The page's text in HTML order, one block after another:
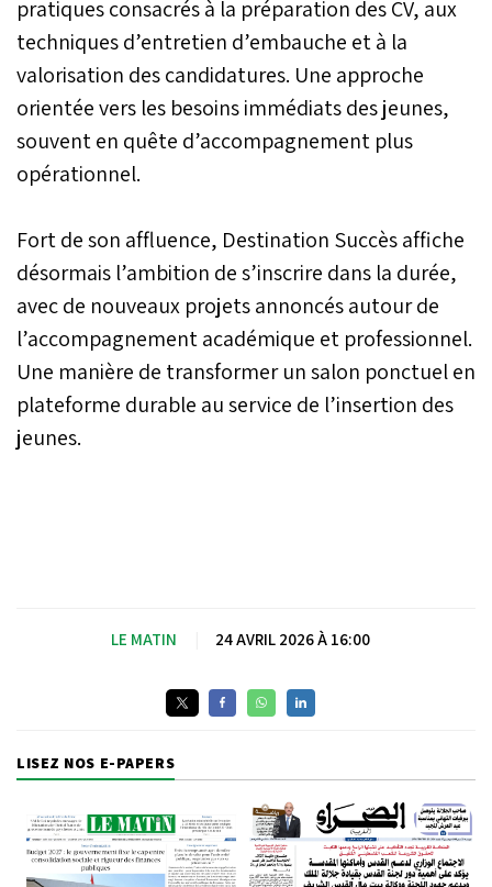
pratiques consacrés à la préparation des CV, aux
techniques d’entretien d’embauche et à la
valorisation des candidatures. Une approche
orientée vers les besoins immédiats des jeunes,
souvent en quête d’accompagnement plus
opérationnel.
Fort de son affluence, Destination Succès affiche
désormais l’ambition de s’inscrire dans la durée,
avec de nouveaux projets annoncés autour de
l’accompagnement académique et professionnel.
Une manière de transformer un salon ponctuel en
plateforme durable au service de l’insertion des
jeunes.
LE MATIN 24 AVRIL 2026 À 16:00
LISEZ NOS E-PAPERS